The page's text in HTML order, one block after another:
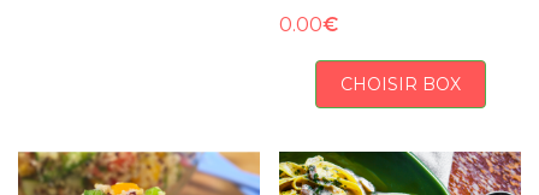
0.00€
CHOISIR BOX